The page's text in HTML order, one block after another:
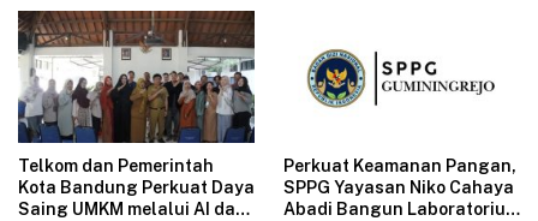
Telkom dan Pemerintah
Kota Bandung Perkuat Daya
Saing UMKM melalui AI dan
Perkuat Keamanan Pangan,
SPPG Yayasan Niko Cahaya
Abadi Bangun Laboratorium